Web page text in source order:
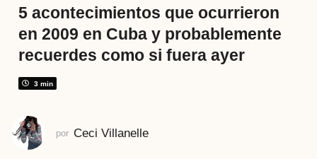
t
á
s
7
o
5 acontecimientos que ocurrieron
en 2009 en Cuba y probablemente
recuerdes como si fuera ayer
3 min
por Ceci Villanelle